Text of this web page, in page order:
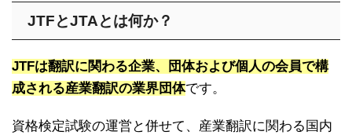
JTFとJTAとは何か？
JTFは翻訳に関わる企業、団体および個人の会員で構
成される産業翻訳の業界団体です。
資格検定試験の運営と併せて、産業翻訳に関わる国内